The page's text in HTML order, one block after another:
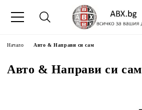
Начало Авто & Направи си сам
Авто & Направи си сам